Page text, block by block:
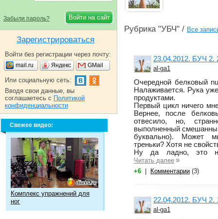
Рубрика "УБЧ" / Все
23.04.2012. БУЧ 2.
al-ga1
Очередной белковый
Налаживается. Рука
продуктами.
Первый цикл ничего
Вернее, после
отвесило, но,
выполненный
буквально). Может
треньки? Хотя не
Ну да ладно, это
Читать далее »
+6 Комментарии (3)
22.04.2012. БУЧ
al-ga1
Забыли пароль?
Зарегистрироваться
Войти без регистрации через почту:
mail.ru Яндекс GMail
Или социальную сеть:
Вводя свои данные, вы
соглашаетесь с Политикой
конфиденциальности
Свежее видео:
Комплекс упражнений для
ног